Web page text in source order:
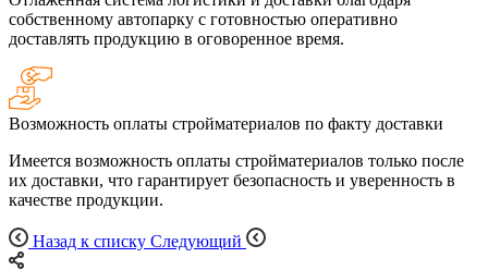
собственному автопарку с готовностью оперативно
доставлять продукцию в оговоренное время.
Возможность оплаты стройматериалов по факту доставки
Имеется возможность оплаты стройматериалов только после
их доставки, что гарантирует безопасность и уверенность в
качестве продукции.
Назад к списку Следующий